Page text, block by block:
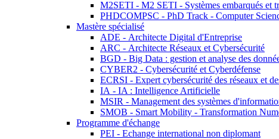
M2SETI - M2 SETI - Systèmes embarqués et
PHDCOMPSC - PhD Track - Computer
Mastère spécialisé
ADE - Architecte Digital d'Entreprise
ARC - Architecte Réseaux et Cybersécurité
BGD - Big Data : gestion et analyse des
CYBER2 - Cybersécurité et Cyberdéfense
ECRSI - Expert cybersécurité des réseaux et
IA - IA : Intelligence Artificielle
MSIR - Management des systèmes
SMOB - Smart Mobility - Transformation
Programme d'échange
PEI - Echange international non diplomant